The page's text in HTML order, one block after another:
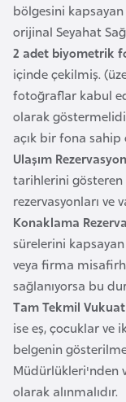
bölgesini
orijinal Seyahat
2 adet biyometrik
içinde çekilmiş.
fotoğraflar kabul
olarak
açık bir fona sahip
Ulaşım
tarihlerini gösteren
rezervasyonları ve
Konaklama
sürelerini
veya firma
sağlanıyorsa bu
Tam Tekmil
ise eş, çocuklar ve
belgenin
Müdürlükleri'nden
olarak alınmalıdır.
A
z
e
r
b
a
y
c
a
n
B
a
h
r
e
y
n